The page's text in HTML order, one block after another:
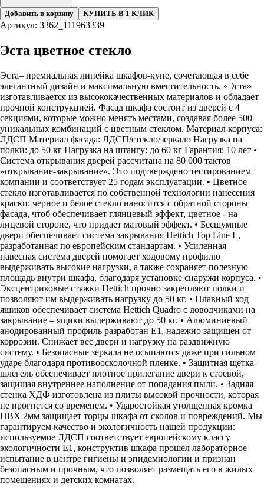
Добавить в корзину КУПИТЬ В 1 КЛИК
Артикул: 3362_111963339
Эста цветное стекло
Эста– премиальная линейка шкафов-купе, сочетающая в себе
элегантный дизайн и максимальную вместительность. «Эста»
изготавливается из высококачественных материалов и обладает
прочной конструкцией. Фасад шкафа состоит из дверей с 4
секциями, которые можно менять местами, создавая более 500
уникальных комбинаций с цветным стеклом. Материал корпуса:
ЛДСП Материал фасада: ЛДСП/стекло/зеркало Нагрузка на
полки: до 50 кг Нагрузка на штангу: до 60 кг Гарантия: 10 лет •
Система открывания дверей рассчитана на 80 000 тактов
«открывание-закрывание». Это подтверждено тестированием
компании и соответствует 25 годам эксплуатации. • Цветное
стекло изготавливается по собственной технологии нанесения
краски: черное и белое стекло наносится с обратной стороны
фасада, чтоб обеспечивает глянцевый эффект, цветное - на
лицевой стороне, что придает матовый эффект. • Бесшумные
двери обеспечивает система закрывания Hettich Top Line L,
разработанная по европейским стандартам. • Усиленная
навесная система дверей помогает ходовому профилю
выдерживать высокие нагрузки, а также сохраняет полезную
площадь внутри шкафа, благодаря установке снаружи корпуса. •
Эксцентриковые стяжки Hettich прочно закрепляют полки и
позволяют им выдерживать нагрузку до 50 кг. • Плавный ход
ящиков обеспечивает система Hettich Quadro с доводчиками на
закрывание – ящики выдерживают до 50 кг. • Алюминиевый
анодированный профиль разработан Е1, надежно защищен от
коррозии. Снижает вес двери и нагрузку на раздвижную
систему. • Безопасные зеркала не осыпаются даже при сильном
ударе благодаря противоосколочной пленке. • Защитная щетка-
шлегель обеспечивает плотное прилегание двери к стоевой,
защищая внутреннее наполнение от попадания пыли. • Задняя
стенка ХДФ изготовлена из плиты высокой прочности, которая
не прогнется со временем. • Ударостойкая утолщенная кромка
ПВХ 2мм защищает торцы шкафа от сколов и повреждений. Мы
гарантируем качество и экологичность нашей продукции:
используемое ЛДСП соответствует европейскому классу
экологичности Е1, конструктив шкафа прошел лабораторное
испытание в центре гигиены и эпидемиологии и признан
безопасным и прочным, что позволяет размещать его в жилых
помещениях и детских комнатах.